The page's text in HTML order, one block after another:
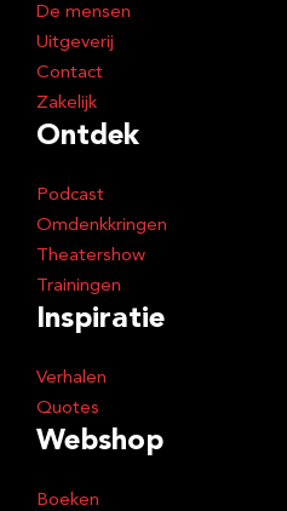
De mensen
Uitgeverij
Contact
Zakelijk
Ontdek
Podcast
Omdenkkringen
Theatershow
Trainingen
Inspiratie
Verhalen
Quotes
Webshop
Boeken